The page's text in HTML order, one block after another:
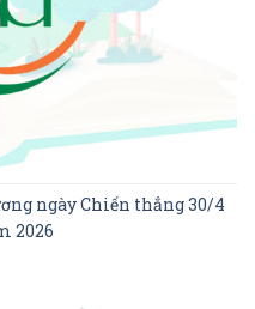
ngày Chiến thắng 30/4
2026